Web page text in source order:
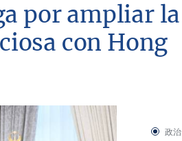
por ampliar la
con Hong
政治